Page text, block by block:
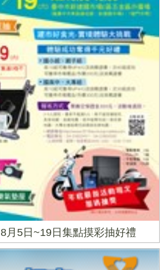
月5日~19日集點摸彩抽好禮